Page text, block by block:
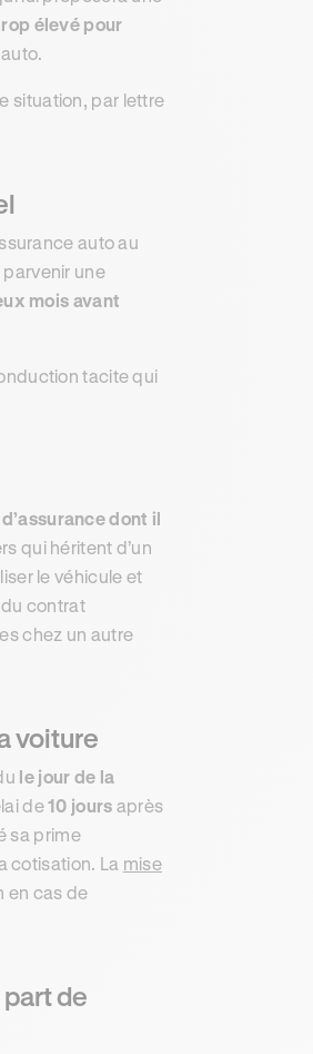
élevé pour
situation, par lettre
auto au
parvenir une
mois avant
tacite qui
dont il
qui héritent d’un
le véhicule et
contrat
chez un autre
voiture
le jour de la
de10 jours après
sa prime
cotisation. La mise
en cas de
de
Options